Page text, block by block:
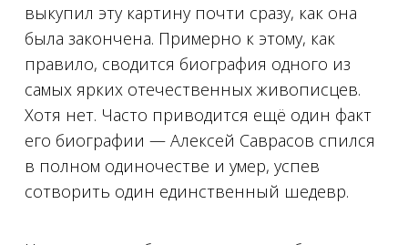
выкупил эту картину почти сразу, как она
была закончена. Примерно к этому, как
правило, сводится биография одного из
самых ярких отечественных живописцев.
Хотя нет. Часто приводится ещё один факт
его биографии — Алексей Саврасов спился
в полном одиночестве и умер, успев
сотворить один единственный шедевр.